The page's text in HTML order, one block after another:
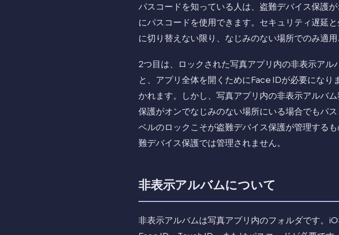
パスコードを知っている人は、盗難デバイス保護
にパスコードを使用できます。セキュリティ遅延
に切り替えない限り、なじみのない場所でのみ適用
2つ目は、ロックされた写真アプリ内の非表示ア
と、アプリ全体を開くためにFace IDが必要にな
かれます。しかし、写真アプリ内の非表示アルバ
保護がオンでなじみのない場所にいる場合でもパ
ベルのロックこそが盗難デバイス保護が管理する
難デバイス保護では管理されません。
非表示アルバムについて
非表示アルバムは写真アプリ内のフォルダです。